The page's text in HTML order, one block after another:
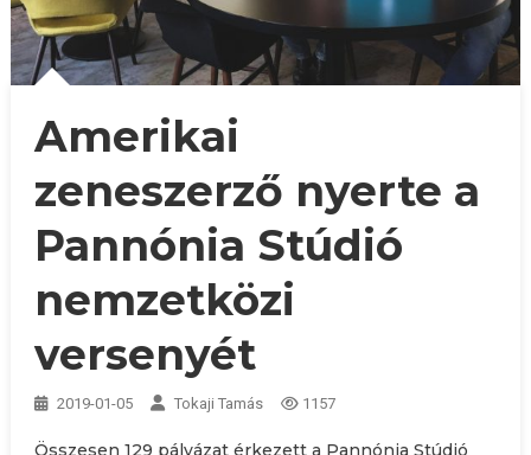
Amerikai
zeneszerző nyerte a
Pannónia Stúdió
nemzetközi
versenyét
2019-01-05 Tokaji Tamás 1157
Összesen 129 pályázat érkezett a Pannónia Stúdió